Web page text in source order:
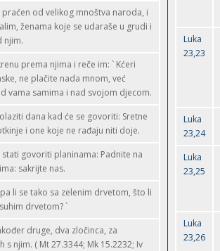
praćen od velikog mnoštva naroda, i
ženama koje se udaraše u grudi i
njim.
prema njima i reče im: ` Kćeri
ne plačite nada mnom, već
vama samima i nad svojom djecom.
dana kad će se govoriti: Sretne
i one koje ne rađaju niti doje.
stati govoriti planinama: Padnite na
sakrijte nas.
li se tako sa zelenim drvetom, što li
drvetom? `
druge, dva zločinca, za
s njim. ( Mt 27.3344; Mk 15.2232; Iv
Luka
23,23
Luka
23,24
Luka
23,25
Luka
23,26